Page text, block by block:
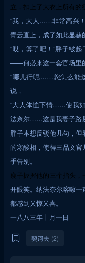
立，扣上了大衣上所有
“我，大人……非常高兴
青云直上，成了如此显赫
“哎，算了吧！”胖子皱
——何必来这一套官场里
“哪儿行呢……您怎么能
说，
“大人体恤下情……使我
法奈尔……这是我妻子路
胖子本想反驳他几句，
的寒酸相，使得三品文
手告别。
瘦子握握他的三个指头
开眼笑。纳法奈尔喀嚓
都感到又惊又喜。
一八八三年十月一日
契诃夫 (2)